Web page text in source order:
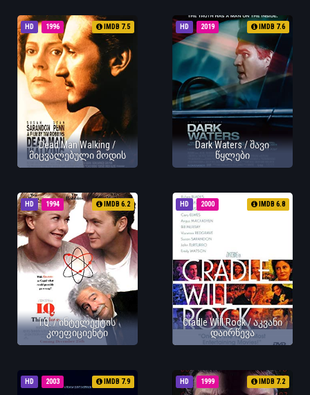
HD 1996 IMDB 7.5
Dead Man Walking /
მიცვალებული მოდის
HD 2019 IMDB 7.6
Dark Waters / შავი
წყლები
HD 1994 IMDB 6.2
I.Q. / ინტელექტის
კოეფიციენტი
HD 2000 IMDB 6.8
Cradle Will Rock / აკვანი
დაირწევა
HD 2003 IMDB 7.9 HD 1999 IMDB 7.2